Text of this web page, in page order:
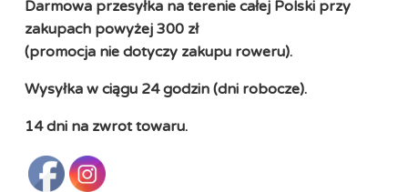
Darmowa przesyłka na terenie całej Polski przy
zakupach powyżej 300 zł
(promocja nie dotyczy zakupu roweru).
Wysyłka w ciągu 24 godzin (dni robocze).
14 dni na zwrot towaru.